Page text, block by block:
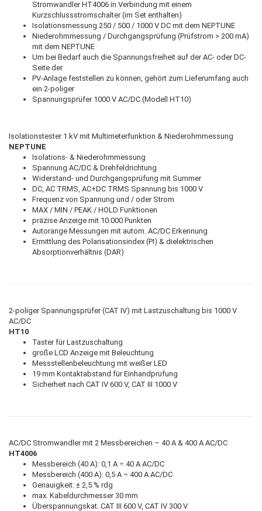
Stromwandler HT4006 in Verbindung mit einem
Kurzschlussstromschalter (im Set enthalten)
Isolationsmessung 250 / 500 / 1000 V DC mit dem NEPTUNE
Niederohmmessung / Durchgangsprüfung (Prüfstrom > 200 mA)
mit dem NEPTUNE
Um bei Bedarf auch die Spannungsfreiheit auf der AC- oder DC-
Seite der
PV-Anlage feststellen zu können, gehört zum Lieferumfang auch
ein 2-poliger
Spannungsprüfer 1000 V AC/DC (Modell HT10)
Isolationstester 1 kV mit Multimeterfunktion & Niederohmmessung
NEPTUNE
Isolations- & Niederohmmessung
Spannung AC/DC & Drehfeldrichtung
Widerstand- und Durchgangsprüfung mit Summer
DC, AC TRMS, AC+DC TRMS Spannung bis 1000 V
Frequenz von Spannung und / oder Strom
MAX / MIN / PEAK / HOLD Funktionen
präzise Anzeige mit 10.000 Punkten
Autorange Messungen mit autom. AC/DC Erkennung
Ermittlung des Polarisationsindex (PI) & dielektrischen
Absorptionverhältnis (DAR)
2-poliger Spannungsprüfer (CAT IV) mit Lastzuschaltung bis 1000 V
AC/DC
HT10
Taster für Lastzuschaltung
große LCD Anzeige mit Beleuchtung
Messstellenbeleuchtung mit weißer LED
19 mm Kontaktabstand für Einhandprüfung
Sicherheit nach CAT IV 600 V, CAT III 1000 V
AC/DC Stromwandler mit 2 Messbereichen – 40 A & 400 A AC/DC
HT4006
Messbereich (40 A): 0,1 A ÷ 40 A AC/DC
Messbereich (400 A): 0,5 A ÷ 400 A AC/DC
Genauigkeit: ± 2,5 % rdg
max. Kabeldurchmesser 30 mm
Überspannungskat. CAT III 600 V, CAT IV 300 V